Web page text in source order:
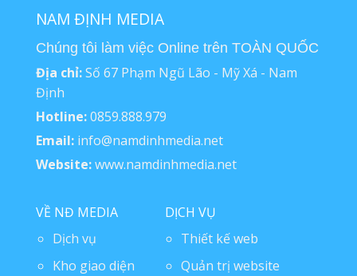
NAM ĐỊNH MEDIA
Chúng tôi làm việc Online trên TOÀN QUỐC
Địa chỉ:Số 67 Phạm Ngũ Lão - Mỹ Xá - Nam
Định
Hotline:0859.888.979
Email: info@namdinhmedia.net
Website:www.namdinhmedia.net
VỀ NĐ MEDIA
Dịch vụ
Kho giao diện
DỊCH VỤ
Thiết kế web
Quản trị website